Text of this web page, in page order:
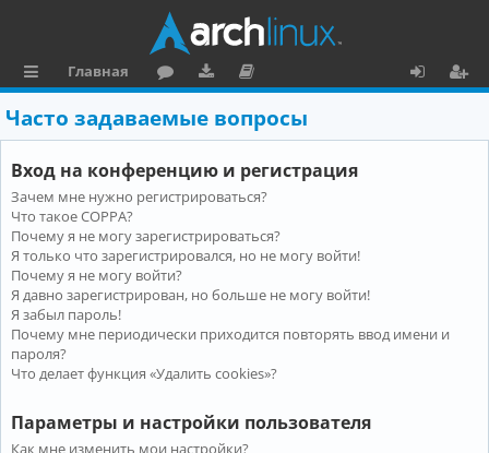
ы
л
к
и
Главная
ру
м
ру
зк
и
ку
м
е
н
та
ц
и
я
о
и
Часто задаваемые вопросы
Вход на конференцию и регистрация
Зачем мне нужно регистрироваться?
Что такое COPPA?
Почему я не могу зарегистрироваться?
Я только что зарегистрировался, но не могу войти!
Почему я не могу войти?
Я давно зарегистрирован, но больше не могу войти!
Я забыл пароль!
Почему мне периодически приходится повторять ввод имени и
пароля?
Что делает функция «Удалить cookies»?
Параметры и настройки пользователя
Как мне изменить мои настройки?